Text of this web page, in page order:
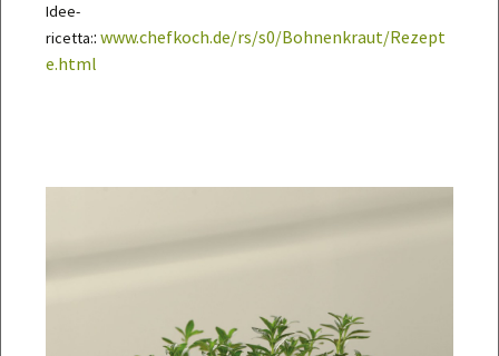
Idee-
ricetta:: www.chefkoch.de/rs/s0/Bohnenkraut/Rezept
e.html